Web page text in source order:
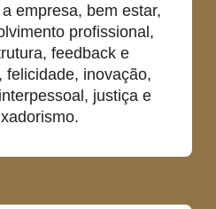
empresa, bem estar,
profissional,
feedback e
felicidade, inovação,
justiça e